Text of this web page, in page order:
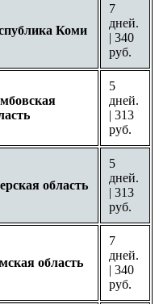
Коми
7
дней.
| 340
руб.
5
дней.
| 313
руб.
область
5
дней.
| 313
руб.
область
7
дней.
| 340
руб.